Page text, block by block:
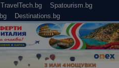
TravelTech.bg
Spatourism.bg
Destinations.bg